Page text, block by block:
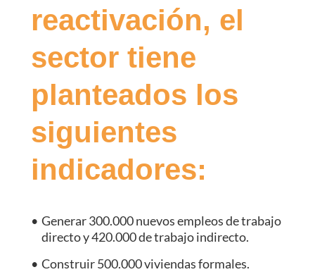
reactivación, el
sector tiene
planteados los
siguientes
indicadores:
Generar 300.000 nuevos empleos de trabajo
directo y 420.000 de trabajo indirecto.
Construir 500.000 viviendas formales.